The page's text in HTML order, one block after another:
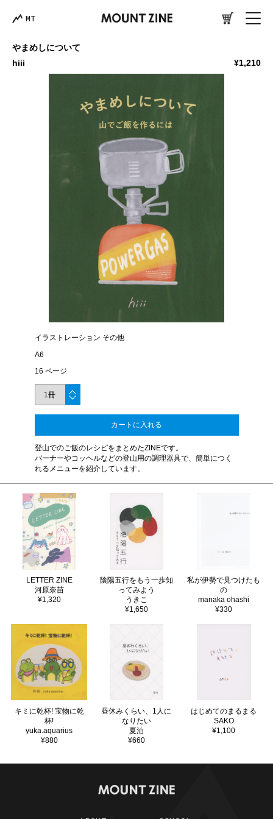
MT
やまめしについて
hiii
¥1,210
イラストレーション その他
A6
16 ページ
カートに入れる
登山でのご飯のレシピをまとめたZINEです。
バーナーやコッヘルなどの登山用の調理器具で、簡単につく
れるメニューを紹介しています。
LETTER ZINE
河原奈苗
¥1,320
陰陽五行をもう一歩知
ってみよう
うきこ
¥1,650
私が伊勢で見つけたも
の
manaka ohashi
¥330
キミに乾杯! 宝物に乾
杯!
yuka.aquarius
¥880
昼休みくらい、1人に
なりたい
夏泊
¥660
はじめてのまるまる
SAKO
¥1,100